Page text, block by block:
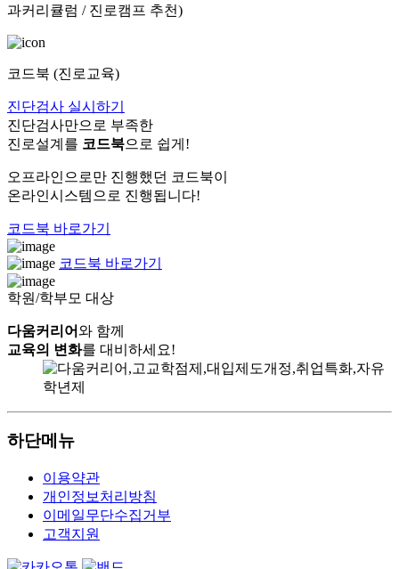
과커리큘럼 / 진로캠프 추천)
코드북 (진로교육)
진단검사 실시하기
진단검사만으로 부족한
진로설계를 코드북으로 쉽게!
오프라인으로만 진행했던 코드북이
온라인시스템으로 진행됩니다!
코드북 바로가기
코드북 바로가기
학원/학부모 대상
다움커리어와 함께
교육의 변화를 대비하세요!
하단메뉴
이용약관
개인정보처리방침
이메일무단수집거부
고객지원